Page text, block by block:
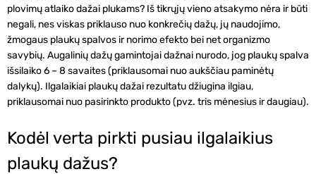
plovimų atlaiko dažai plukams? Iš tikrųjų vieno atsakymo nėra ir būti
negali, nes viskas priklauso nuo konkrečių dažų, jų naudojimo,
žmogaus plaukų spalvos ir norimo efekto bei net organizmo
savybių. Augalinių dažų gamintojai dažnai nurodo, jog plaukų spalva
išsilaiko 6 – 8 savaites (priklausomai nuo aukščiau paminėtų
dalykų). Ilgalaikiai plaukų dažai rezultatu džiugina ilgiau,
priklausomai nuo pasirinkto produkto (pvz. tris mėnesius ir daugiau).
Kodėl verta pirkti pusiau ilgalaikius
plaukų dažus?